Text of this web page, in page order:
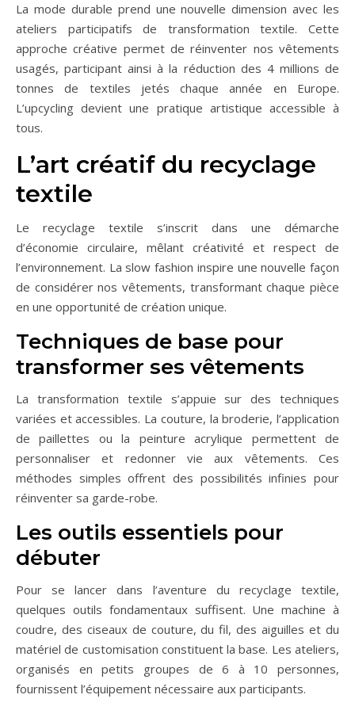
La mode durable prend une nouvelle dimension avec les
ateliers participatifs de transformation textile. Cette
approche créative permet de réinventer nos vêtements
usagés, participant ainsi à la réduction des 4 millions de
tonnes de textiles jetés chaque année en Europe.
L’upcycling devient une pratique artistique accessible à
tous.
L’art créatif du recyclage
textile
Le recyclage textile s’inscrit dans une démarche
d’économie circulaire, mêlant créativité et respect de
l’environnement. La slow fashion inspire une nouvelle façon
de considérer nos vêtements, transformant chaque pièce
en une opportunité de création unique.
Techniques de base pour
transformer ses vêtements
La transformation textile s’appuie sur des techniques
variées et accessibles. La couture, la broderie, l’application
de paillettes ou la peinture acrylique permettent de
personnaliser et redonner vie aux vêtements. Ces
méthodes simples offrent des possibilités infinies pour
réinventer sa garde-robe.
Les outils essentiels pour
débuter
Pour se lancer dans l’aventure du recyclage textile,
quelques outils fondamentaux suffisent. Une machine à
coudre, des ciseaux de couture, du fil, des aiguilles et du
matériel de customisation constituent la base. Les ateliers,
organisés en petits groupes de 6 à 10 personnes,
fournissent l’équipement nécessaire aux participants.